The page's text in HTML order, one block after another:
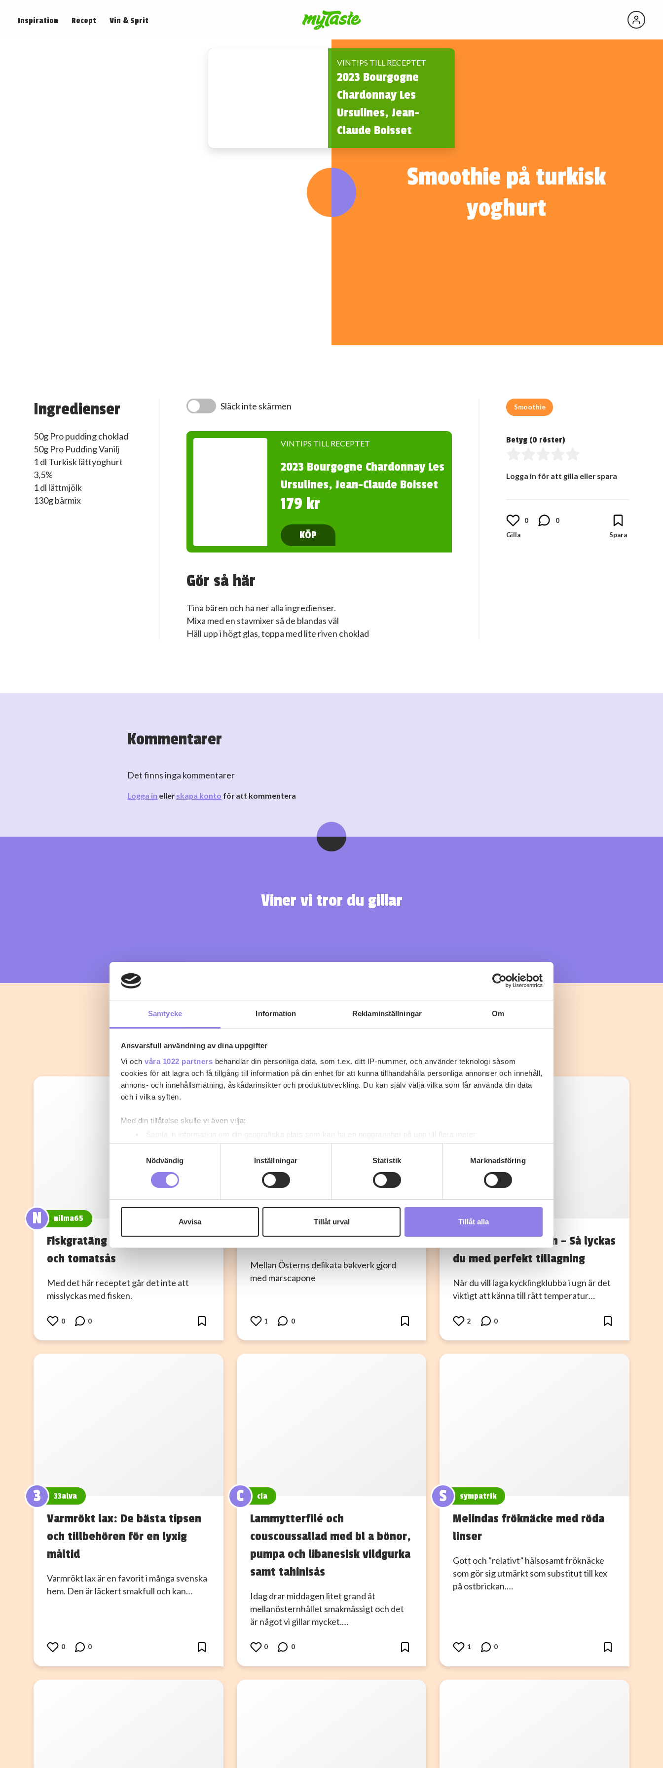
Samtycke Information Reklaminställningar Om
Ansvarsfull användning av dina uppgifter
Vi och våra 1022 partners behandlar din personliga data, som t.ex. ditt IP-nummer, och använder teknologi såsom
cookies för att lagra och få tillgång till information på din enhet för att kunna tillhandahålla personliga annonser och innehåll,
annons- och innehållsmätning, åskådarinsikter och produktutveckling. Du kan själv välja vilka som får använda din data
och i vilka syften.
Med din tillåtelse skulle vi även vilja:
Samla in information om din geografiska plats som kan ha en noggrannhet på upp till flera meter
Identifiera din enhet genom att aktivt skanna den för specifika kännetecken (fingeravtryck)
Ta reda på mer om hur dina personliga uppgifter behandlas och ställ in dina preferenser i
detaljsektionen. Du kan ändra
eller dra tillbaka ditt samtycke när som helst från cookie-förklaringen.
eller äldre. Genom att besöka webbplatsen intygar du att du är 25 år eller äldre.
till de sociala medier och annons- och analysföretag som vi samarbetar med. Dessa kan i sin tur kombinera informationen
med annan information som du har tillhandahållit eller som de har samlat in när du har använt deras tjänster.
Nödvändig
Inställningar Statistik Marknadsföring
Avvisa Tillåt urval Tillåt alla
Inspiration Recept Vin & Sprit
VINTIPS TILL RECEPTET
2023 Bourgogne
Chardonnay Les
Ursulines, Jean-
Claude Boisset
Smoothie på turkisk
yoghurt
Ingredienser
50g Pro pudding choklad
50g Pro Pudding Vanilj
1 dl Turkisk lättyoghurt
3,5%
1 dl lättmjölk
130g bärmix
Släck inte skärmen
VINTIPS TILL RECEPTET
2023 Bourgogne Chardonnay Les
Ursulines, Jean-Claude Boisset
179 kr
KÖP
Gör så här
Tina bären och ha ner alla ingredienser.
Mixa med en stavmixer så de blandas väl
Häll upp i högt glas, toppa med lite riven choklad
Smoothie
Betyg (0 röster)
Logga in för att gilla eller spara
0 0
Kommentarer
Det finns inga kommentarer
Logga in eller skapa konto för att kommentera
Viner vi tror du gillar
N nilma65
Fiskgratäng med kräftstjärtar
och tomatsås
Med det här receptet går det inte att
misslyckas med fisken.
0 0
Knafeh med Mascarpone
Mellan Österns delikata bakverk gjord
med marscapone
1 0
33alva
Kycklingklubba i ugn – Så lyckas
du med perfekt tillagning
När du vill laga kycklingklubba i ugn är det
viktigt att känna till rätt temperatur…
2 0
3 33alva
Varmrökt lax: De bästa tipsen
och tillbehören för en lyxig
måltid
Varmrökt lax är en favorit i många svenska
hem. Den är läckert smakfull och kan…
0 0
C cia
Lammytterfilé och
couscoussallad med bl a bönor,
pumpa och libanesisk vildgurka
samt tahinisås
Idag drar middagen litet grand åt
mellanösternhållet smakmässigt och det
är något vi gillar mycket.…
0 0
S sympatrik
Melindas fröknäcke med röda
linser
Gott och ”relativt” hälsosamt fröknäcke
som gör sig utmärkt som substitut till kex
på ostbrickan.…
1 0